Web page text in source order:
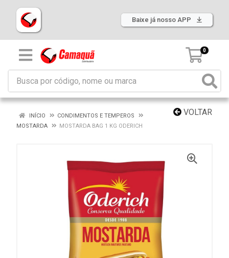
Baixe já nosso APP
0
VOLTAR
INÍCIO
CONDIMENTOS E TEMPEROS
MOSTARDA
MOSTARDA BAG 1 KG ODERICH